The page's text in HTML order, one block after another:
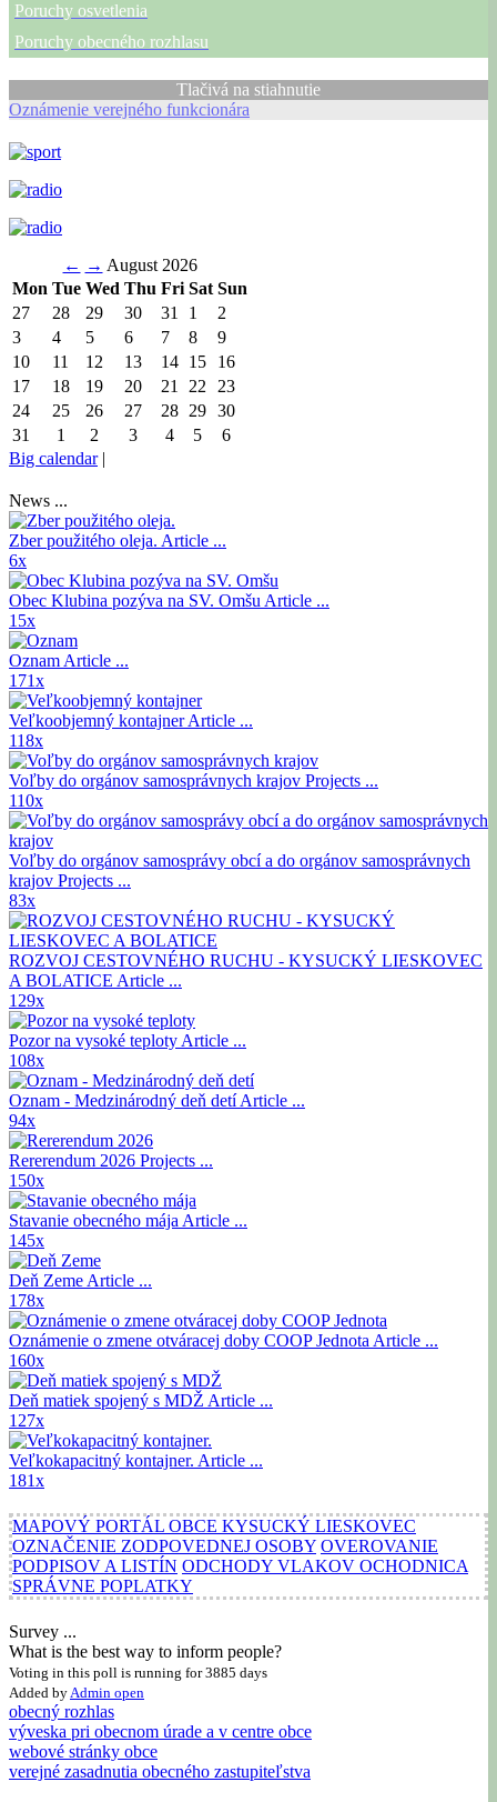
Poruchy osvetlenia
Poruchy obecného rozhlasu
Tlačivá na stiahnutie
Oznámenie verejného funkcionára
← → August 2026
Mon Tue Wed Thu Fri Sat Sun
27
28 29 30 31 1
2
3
4 5 6 7 8
9
10
11 12 13 14 15
16
17
18 19 20 21 22
23
24
25 26 27 28 29 30
31
1 2 3 4 5
6
Big calendar|
News ...
Zber použitého oleja. Article ...
6x
Obec Klubina pozýva na SV. Omšu Article ...
15x
Oznam Article ...
171x
Veľkoobjemný kontajnerArticle ...
118x
Voľby do orgánov samosprávnych krajov Projects ...
110x
Voľby do orgánov samosprávy obcí a do orgánov samosprávnych
krajov Projects ...
83x
ROZVOJ CESTOVNÉHO RUCHU - KYSUCKÝ LIESKOVEC
A BOLATICE Article ...
129x
Pozor na vysoké teploty Article ...
108x
Oznam - Medzinárodný deň detíArticle ...
94x
Rererendum 2026 Projects ...
150x
Stavanie obecného mája Article ...
145x
Deň Zeme Article ...
178x
Oznámenie o zmene otváracej doby COOP Jednota Article ...
160x
Deň matiek spojený s MDŽ Article ...
127x
Veľkokapacitný kontajner. Article ...
181x
MAPOVÝ PORTÁL OBCE KYSUCKÝ LIESKOVEC
OZNAČENIE ZODPOVEDNEJ OSOBY OVEROVANIE
PODPISOV A LISTÍN ODCHODY VLAKOV OCHODNICA
SPRÁVNE POPLATKY
Survey ...
What is the best way to inform people?
Voting in this poll is running for 3885 days
Added byAdmin open
obecný rozhlas
výveska pri obecnom úrade a v centre obce
webové stránky obce
verejné zasadnutia obecného zastupiteľstva